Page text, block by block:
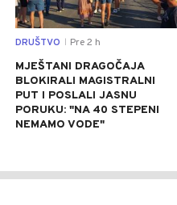
DRUŠTVO Pre 2 h
MJEŠTANI DRAGOČAJA
BLOKIRALI MAGISTRALNI
PUT I POSLALI JASNU
PORUKU: "NA 40 STEPENI
NEMAMO VODE"